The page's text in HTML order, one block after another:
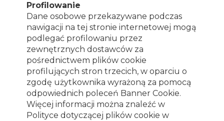
Profilowanie
Dane osobowe przekazywane podczas
nawigacji na tej stronie internetowej mogą
podlegać profilowaniu przez
zewnętrznych dostawców za
pośrednictwem plików cookie
profilujących stron trzecich, w oparciu o
zgodę użytkownika wyrażoną za pomocą
odpowiednich poleceń Banner Cookie.
Więcej informacji można znaleźć w
Polityce dotyczącej plików cookie w